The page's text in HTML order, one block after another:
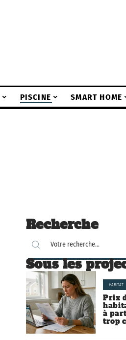
PISCINE SMART HOME
Recherche
Sous les
HABITAT
Prix
à
trop